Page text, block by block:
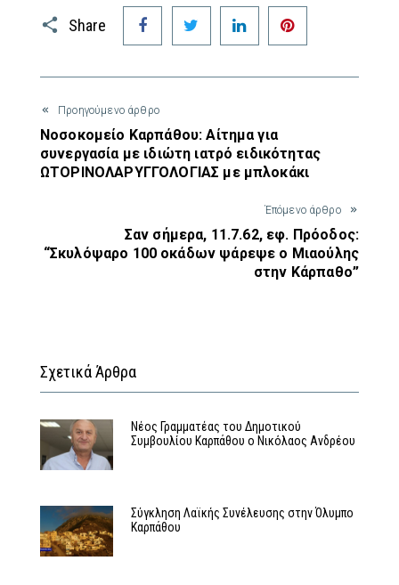
Share
Facebook Twitter LinkedIn
Προηγούμενο άρθρο
Νοσοκομείο Καρπάθου: Αίτημα για
συνεργασία με ιδιώτη ιατρό ειδικότητας
ΩΤΟΡΙΝΟΛΑΡΥΓΓΟΛΟΓΙΑΣ με μπλοκάκι
Έπόμενο άρθρο
Σαν σήμερα, 11.7.62, εφ. Πρόοδος:
“Σκυλόψαρο 100 οκάδων ψάρεψε ο Μιαούλης
στην Κάρπαθο”
Σχετικά Άρθρα
Νέος Γραμματέας του Δημοτικού
Συμβουλίου Καρπάθου ο Νικόλαος Ανδρέου
Σύγκληση Λαϊκής Συνέλευσης στην Όλυμπο
Καρπάθου